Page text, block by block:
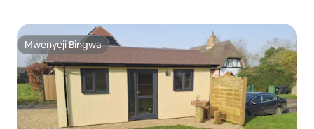
Mwenyeji Bingwa
Mwenyeji Bingwa